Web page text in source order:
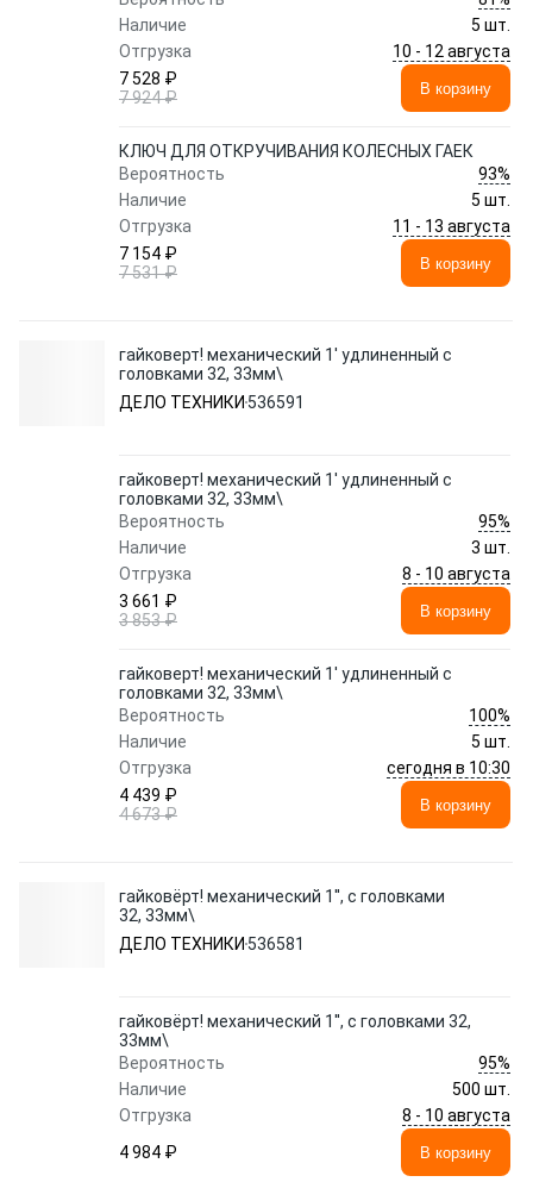
Наличие
5 шт.
Отгрузка
10 - 12 августа
7 528 ₽
7 924 ₽
В корзину
КЛЮЧ ДЛЯ ОТКРУЧИВАНИЯ КОЛЕСНЫХ ГАЕК
Вероятность
93%
Наличие
5 шт.
Отгрузка
11 - 13 августа
7 154 ₽
7 531 ₽
В корзину
гайковерт! механический 1' удлиненный с
головками 32, 33мм\
ДЕЛО ТЕХНИКИ 536591
гайковерт! механический 1' удлиненный с
головками 32, 33мм\
Вероятность
95%
Наличие
3 шт.
Отгрузка
8 - 10 августа
3 661 ₽
3 853 ₽
В корзину
гайковерт! механический 1' удлиненный с
головками 32, 33мм\
Вероятность
100%
Наличие
5 шт.
Отгрузка
сегодня в 10:30
4 439 ₽
4 673 ₽
В корзину
гайковёрт! механический 1'', с головками
32, 33мм\
ДЕЛО ТЕХНИКИ 536581
гайковёрт! механический 1'', с головками 32,
33мм\
Вероятность
95%
Наличие
500 шт.
Отгрузка
8 - 10 августа
4 984 ₽
В корзину